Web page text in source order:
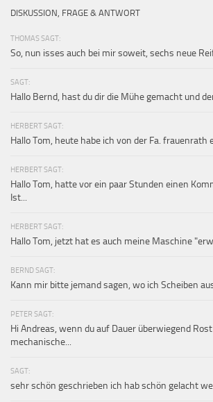
DISKUSSION, FRAGE & ANTWORT
THOMAS SAGT:
So, nun isses auch bei mir soweit, sechs neue
SAGT:
Hallo Bernd, hast du dir die Mühe gemacht und
HERBERT SAGT:
Hallo Tom, heute habe ich von der Fa. frauenrath
HERBERT SAGT:
Hallo Tom, hatte vor ein paar Stunden einen
Ist...
HERBERT SAGT:
Hallo Tom, jetzt hat es auch meine Maschine
BERND SAGT:
Kann mir bitte jemand sagen, wo ich Scheiben
PETER SAGT:
Hi Andreas, wenn du auf Dauer überwiegend
mechanische...
SAGT:
sehr schön geschrieben ich hab schön gelacht